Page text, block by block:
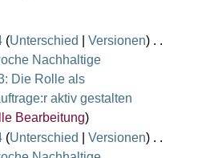
Unterschied
Versionen
Nachhaltige
Die Rolle als
aktiv gestalten
Bearbeitung
Unterschied
Versionen